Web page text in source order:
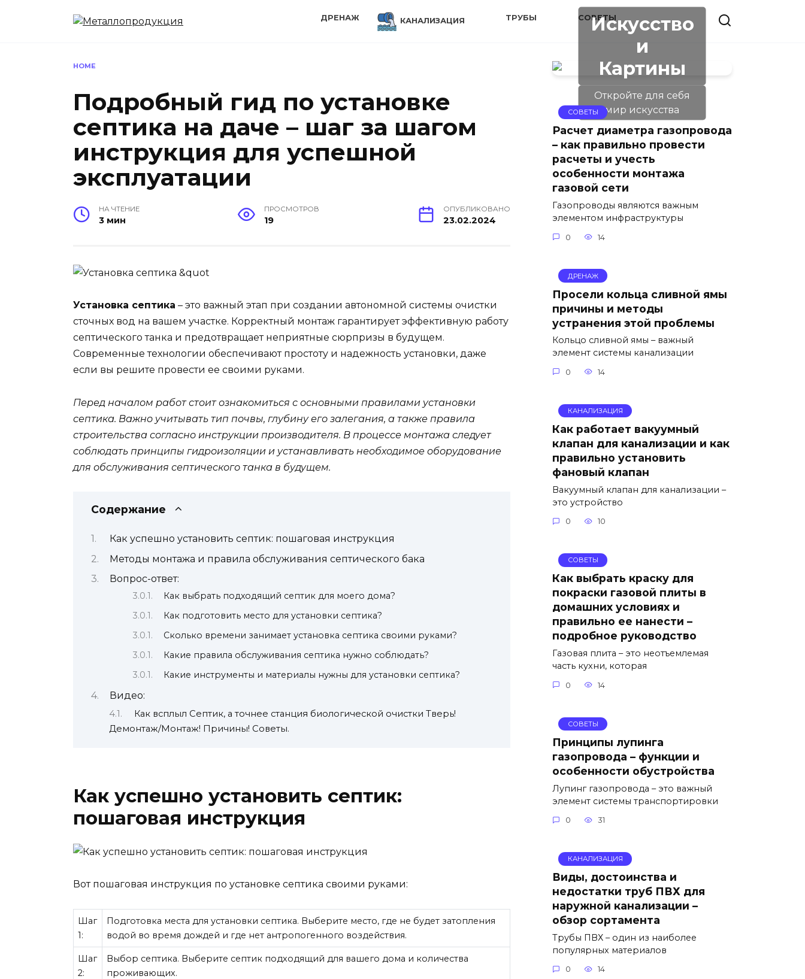
ДРЕНАЖ КАНАЛИЗАЦИЯ ТРУБЫ СОВЕТЫ
HOME
Подробный гид по установке
септика на даче – шаг за шагом
инструкция для успешной
эксплуатации
НА ЧТЕНИЕ
3 мин
ПРОСМОТРОВ
19
ОПУБЛИКОВАНО
23.02.2024
Установка септика – это важный этап при создании автономной системы очистки
сточных вод на вашем участке. Корректный монтаж гарантирует эффективную работу
септического танка и предотвращает неприятные сюрпризы в будущем.
Современные технологии обеспечивают простоту и надежность установки, даже
если вы решите провести ее своими руками.
Перед началом работ стоит ознакомиться с основными правилами установки
септика. Важно учитывать тип почвы, глубину его залегания, а также правила
строительства согласно инструкции производителя. В процессе монтажа следует
соблюдать принципы гидроизоляции и устанавливать необходимое оборудование
для обслуживания септического танка в будущем.
Содержание
Как успешно установить септик: пошаговая инструкция
Методы монтажа и правила обслуживания септического бака
Вопрос-ответ:
Как выбрать подходящий септик для моего дома?
Как подготовить место для установки септика?
Сколько времени занимает установка септика своими руками?
Какие правила обслуживания септика нужно соблюдать?
Какие инструменты и материалы нужны для установки септика?
Видео:
Как всплыл Септик, а точнее станция биологической очистки Тверь!
Демонтаж/Монтаж! Причины! Советы.
Как успешно установить септик:
пошаговая инструкция
Вот пошаговая инструкция по установке септика своими руками:
Шаг
1:
Подготовка места для установки септика. Выберите место, где не будет затопления
водой во время дождей и где нет антропогенного воздействия.
Шаг
2:
Выбор септика. Выберите септик подходящий для вашего дома и количества
проживающих.
Искусство
и
Картины
Откройте для себя
мир искусства
СОВЕТЫ
Расчет диаметра газопровода
– как правильно провести
расчеты и учесть
особенности монтажа
газовой сети
Газопроводы являются важным
элементом инфраструктуры
0 14
ДРЕНАЖ
Просели кольца сливной ямы
причины и методы
устранения этой проблемы
Кольцо сливной ямы – важный
элемент системы канализации
0 14
КАНАЛИЗАЦИЯ
Как работает вакуумный
клапан для канализации и как
правильно установить
фановый клапан
Вакуумный клапан для канализации –
это устройство
0 10
СОВЕТЫ
Как выбрать краску для
покраски газовой плиты в
домашних условиях и
правильно ее нанести –
подробное руководство
Газовая плита – это неотъемлемая
часть кухни, которая
0 14
СОВЕТЫ
Принципы лупинга
газопровода – функции и
особенности обустройства
Лупинг газопровода – это важный
элемент системы транспортировки
0 31
КАНАЛИЗАЦИЯ
Виды, достоинства и
недостатки труб ПВХ для
наружной канализации –
обзор сортамента
Трубы ПВХ – один из наиболее
популярных материалов
0 14